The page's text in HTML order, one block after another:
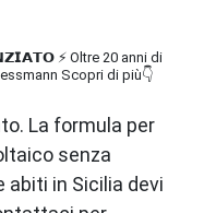
⚡ Oltre 20 anni di
Scopri di più👇